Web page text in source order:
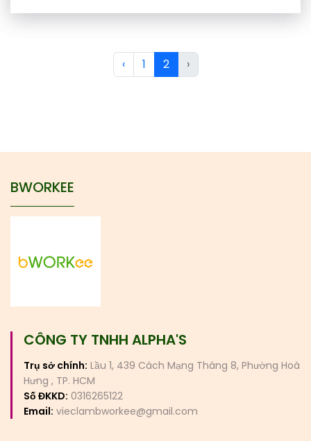
‹ 1 2 ›
BWORKEE
CÔNG TY TNHH ALPHA'S
Trụ sở chính: Lầu 1, 439 Cách Mạng Tháng 8, Phường Hoà
Hưng , TP. HCM
Số ĐKKD: 0316265122
Email: vieclambworkee@gmail.com